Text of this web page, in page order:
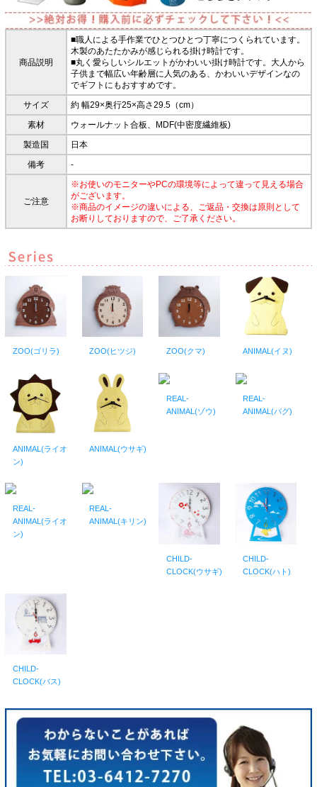
商品説明
■職人による手作業でひとつひとつ丁寧につくられています。
木製のあたたかみが感じられる掛け時計です。
■丸く愛らしいシルエットがかわいい掛け時計です。大人から
子供まで幅広い年齢層に人気のある、かわいいデザインなの
でギフトにもおすすめです。
サイズ
約 幅29×奥行25×高さ29.5（cm）
素材
ウォールナット合板、MDF(中密度繊維板)
製造国
日本
備考
-
ご注意
※お使いのモニターやPCの環境等によって違って見える場合
がございます。
※商品のイメージの違いによる、ご返品・交換は原則として
お断りしておりますので、ご了承ください。
ZOO(ゴリラ) ZOO(ヒツジ) ZOO(クマ) ANIMAL(イヌ)
ANIMAL(ライオ
ン)
ANIMAL(ウサギ)
REAL-
ANIMAL(ゾウ)
REAL-
ANIMAL(パグ)
REAL-
ANIMAL(ライオ
ン)
REAL-
ANIMAL(キリン)
CHILD-
CLOCK(ウサギ)
CHILD-
CLOCK(ハト)
CHILD-
CLOCK(バス)